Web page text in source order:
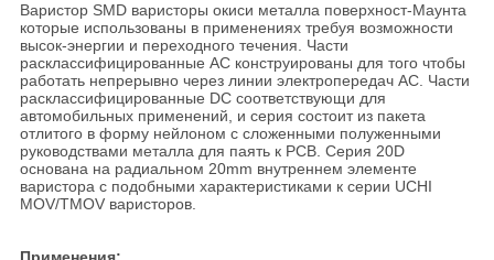
Варистор SMD варисторы окиси металла поверхност-Маунта
которые использованы в применениях требуя возможности
высок-энергии и переходного течения. Части
расклассифицированные AC конструированы для того чтобы
работать непрерывно через линии электропередач AC. Части
расклассифицированные DC соответствующи для
автомобильных применений, и серия состоит из пакета
отлитого в форму нейлоном с сложенными полуженными
руководствами металла для паять к PCB. Серия 20D
основана на радиальном 20mm внутреннем элементе
варистора с подобными характеристиками к серии UCHI
MOV/TMOV варисторов.